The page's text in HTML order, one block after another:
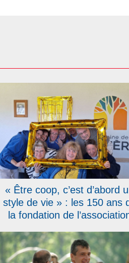
« Être coop, c’est d’abord
style de vie » : les 150 ans
la fondation de
fêtés en Belgique